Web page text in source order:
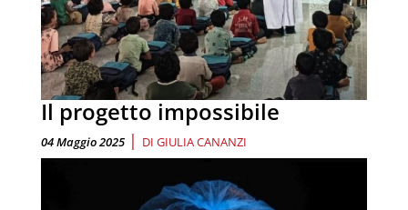
Il progetto impossibile
04 Maggio 2025 | DI GIULIA CANANZI